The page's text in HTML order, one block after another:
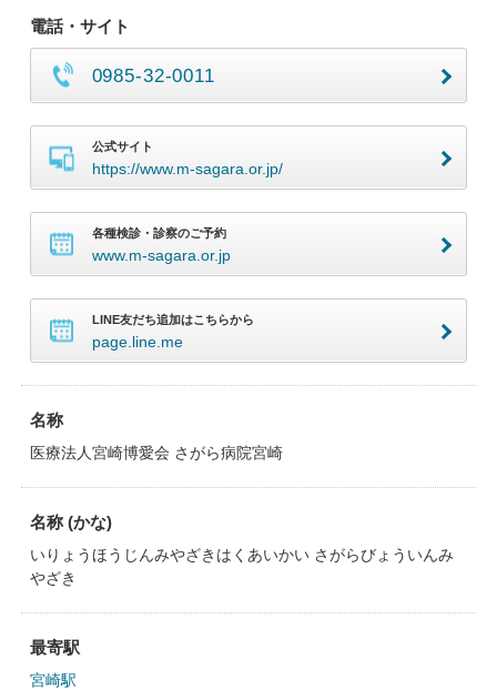
電話・サイト
0985-32-0011
公式サイト
https://www.m-sagara.or.jp/
各種検診・診察のご予約
www.m-sagara.or.jp
LINE友だち追加はこちらから
page.line.me
名称
医療法人宮崎博愛会 さがら病院宮崎
名称 (かな)
いりょうほうじんみやざきはくあいかい さがらびょういんみ
やざき
最寄駅
宮崎駅